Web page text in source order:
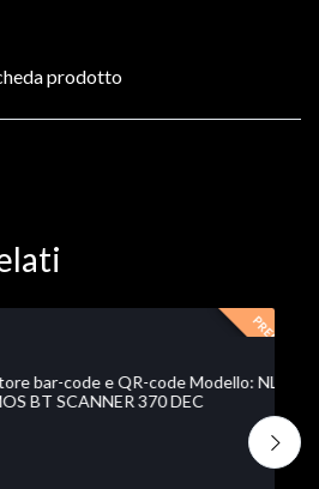
prodotto
PREORDER
code e QR-code Modello: NL
SCANNER 370 DEC